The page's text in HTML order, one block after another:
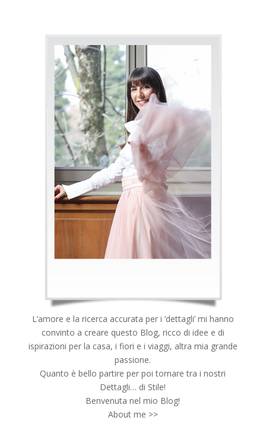
L’amore e la ricerca accurata per i ‘dettagli’ mi hanno
convinto a creare questo Blog, ricco di idee e di
ispirazioni per la casa, i fiori e i viaggi, altra mia grande
passione.
Quanto è bello partire per poi tornare tra i nostri
Dettagli… di Stile!
Benvenuta nel mio Blog!
About me >>